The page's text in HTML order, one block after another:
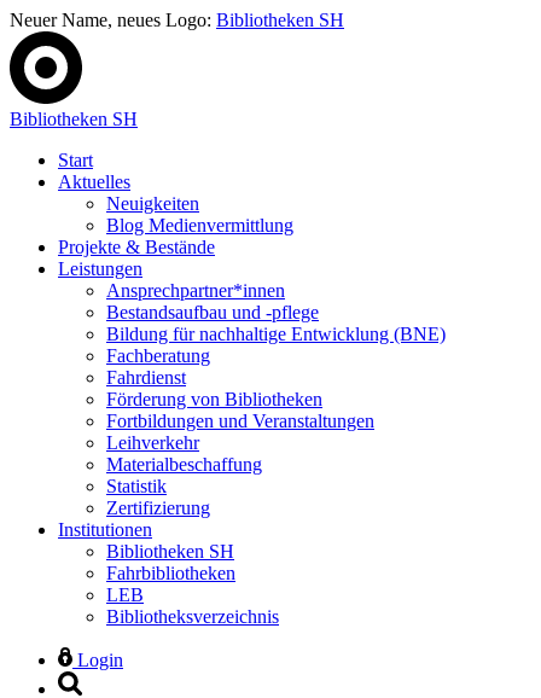
Neuer Name, neues Logo: Bibliotheken SH
Bibliotheken SH
Start
Aktuelles
Neuigkeiten
Blog Medienvermittlung
Projekte & Bestände
Leistungen
Ansprechpartner*innen
Bestandsaufbau und -pflege
Bildung für nachhaltige Entwicklung (BNE)
Fachberatung
Fahrdienst
Förderung von Bibliotheken
Fortbildungen und Veranstaltungen
Leihverkehr
Materialbeschaffung
Statistik
Zertifizierung
Institutionen
Bibliotheken SH
Fahrbibliotheken
LEB
Bibliotheksverzeichnis
Login